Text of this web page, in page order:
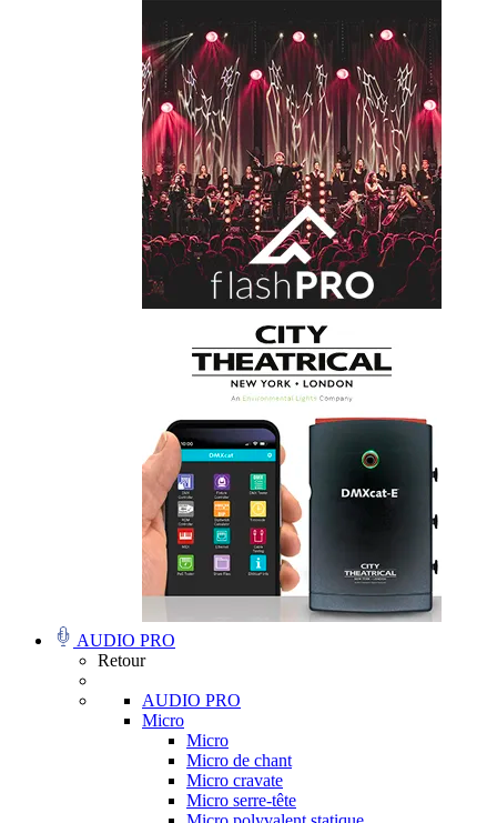
AUDIO PRO
Retour
AUDIO PRO
Micro
Micro
Micro de chant
Micro cravate
Micro serre-tête